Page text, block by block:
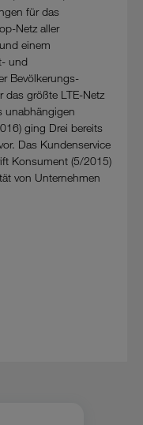
für das
Netz aller
einem
und
Bevölkerungs-
das größte LTE-Netz
unabhängigen
ging Drei bereits
Das Kundenservice
Konsument (5/2015)
von Unternehmen